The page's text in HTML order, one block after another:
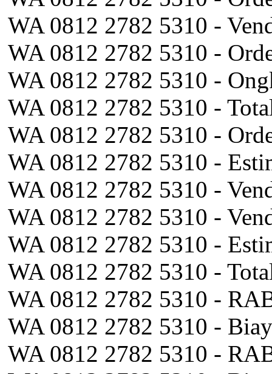
WA 0812 2782 5310 -
WA 0812 2782 5310 -
WA 0812 2782 5310 -
WA 0812 2782 5310 -
WA 0812 2782 5310 -
WA 0812 2782 5310 -
WA 0812 2782 5310 -
WA 0812 2782 5310 -
WA 0812 2782 5310 -
WA 0812 2782 5310 -
WA 0812 2782 5310 -
WA 0812 2782 5310 -
WA 0812 2782 5310 -